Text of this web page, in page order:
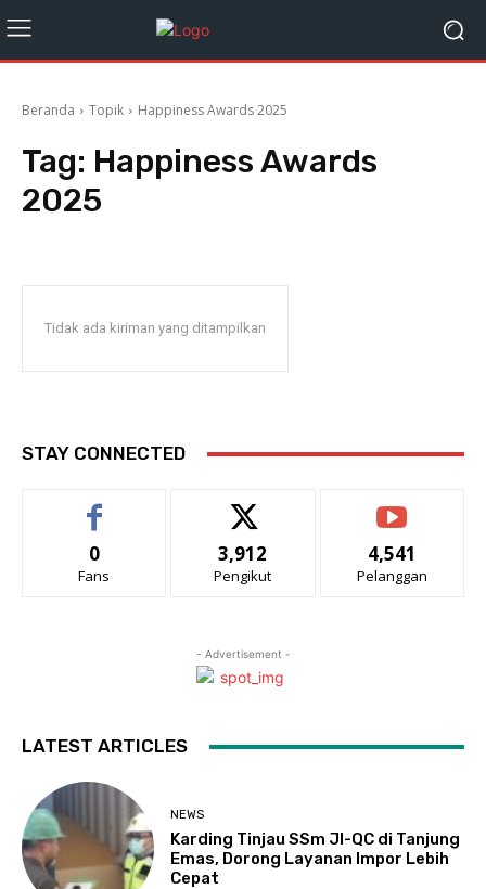
Beranda Topik Happiness Awards 2025
Tag: Happiness Awards
2025
Tidak ada kiriman yang ditampilkan
STAY CONNECTED
0
Fans
3,912
Pengikut
4,541
Pelanggan
- Advertisement -
LATEST ARTICLES
NEWS
Karding Tinjau SSm JI-QC di Tanjung
Emas, Dorong Layanan Impor Lebih
Cepat